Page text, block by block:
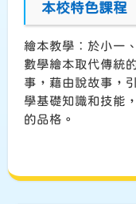
本校特色課程
繪本教學︰於小一
數學繪本取代傳統
事，藉由說故事，
學基礎知識和技能
的品格。